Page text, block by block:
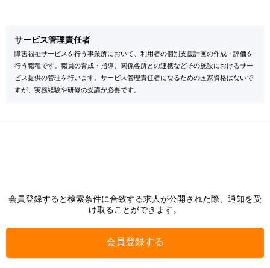
サービス管理責任者
障害福祉サービスを行う事業所において、利用者の個別支援計画の作成・評価を
行う職種です。職員の育成・指導、関係各所との連携などその施設におけるサー
ビス提供の管理を行います。サービス管理責任者になるための国家資格はないで
すが、実務経験や研修の受講が必要です。
会員登録すると検索条件に合致する求人が公開された際、通知を受
け取ることができます。
会員登録する